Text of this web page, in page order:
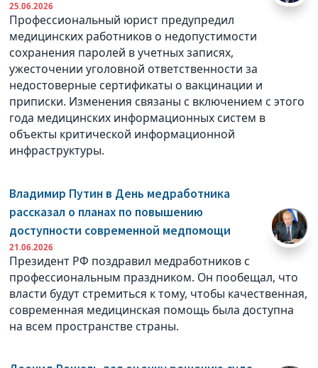
25.06.2026
Профессиональный юрист предупредил
медицинских работников о недопустимости
сохранения паролей в учетных записях,
ужесточении уголовной ответственности за
недостоверные сертификаты о вакцинации и
приписки. Изменения связаны с включением с этого
года медицинских информационных систем в
объекты критической информационной
инфраструктуры.
Владимир Путин в День медработника
рассказал о планах по повышению
доступности современной медпомощи
21.06.2026
Президент РФ поздравил медработников с
профессиональным праздником. Он пообещал, что
власти будут стремиться к тому, чтобы качественная,
современная медицинская помощь была доступна
на всем пространстве страны.